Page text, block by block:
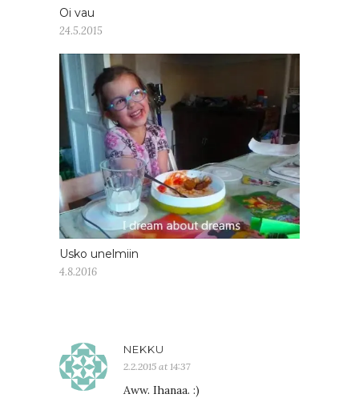
Oi vau
24.5.2015
Usko unelmiin
4.8.2016
NEKKU
2.2.2015 at 14:37
Aww. Ihanaa. :)